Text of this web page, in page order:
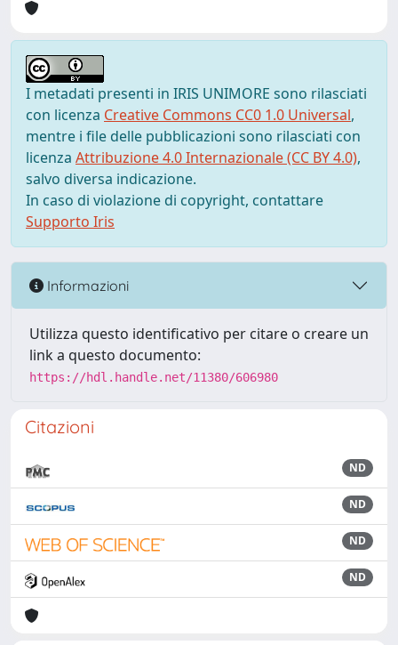
I metadati presenti in IRIS UNIMORE sono rilasciati
con licenza Creative Commons CC0 1.0 Universal,
mentre i file delle pubblicazioni sono rilasciati con
licenza Attribuzione 4.0 Internazionale (CC BY 4.0),
salvo diversa indicazione.
In caso di violazione di copyright, contattare
Supporto Iris
Informazioni
Utilizza questo identificativo per citare o creare un
link a questo documento:
https://hdl.handle.net/11380/606980
Citazioni
ND
ND
ND
ND